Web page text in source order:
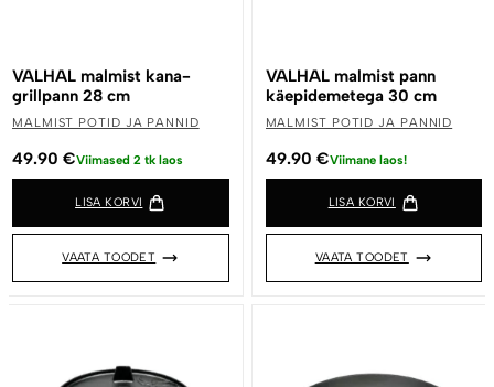
VALHAL malmist kana-
grillpann 28 cm
MALMIST POTID JA PANNID
49.90 €Viimased 2 tk laos
LISA KORVI
VAATA TOODET
VALHAL malmist pann
käepidemetega 30 cm
MALMIST POTID JA PANNID
49.90 €Viimane laos!
LISA KORVI
VAATA TOODET